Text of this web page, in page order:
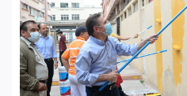
Entrevistas
Internacional
Deportes